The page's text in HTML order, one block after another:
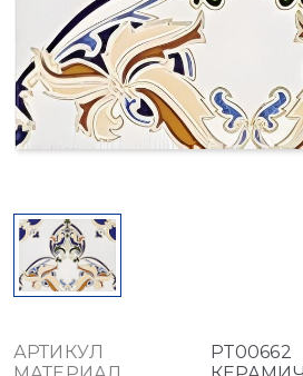
АРТИКУЛ
PT00662